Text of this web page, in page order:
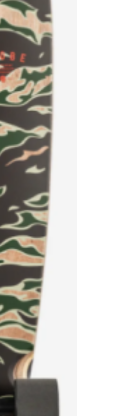
九五館 -KYUGOKAN-
DOG TOWN
Rip Tide